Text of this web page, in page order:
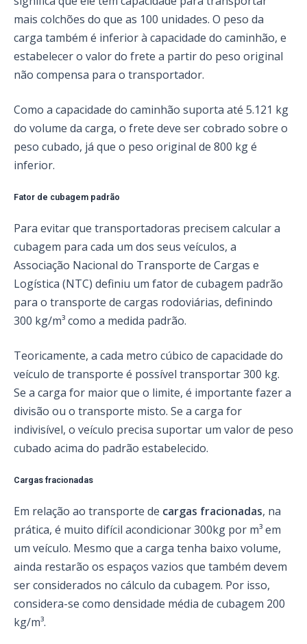
mais colchões do que as 100 unidades. O peso da
carga também é inferior à capacidade do caminhão, e
estabelecer o valor do frete a partir do peso original
não compensa para o transportador.
Como a capacidade do caminhão suporta até 5.121 kg
do volume da carga, o frete deve ser cobrado sobre o
peso cubado, já que o peso original de 800 kg é
inferior.
Fator de cubagem padrão
Para evitar que transportadoras precisem calcular a
cubagem para cada um dos seus veículos, a
Associação Nacional do Transporte de Cargas e
Logística (NTC) definiu um fator de cubagem padrão
para o transporte de cargas rodoviárias, definindo
300 kg/m³ como a medida padrão.
Teoricamente, a cada metro cúbico de capacidade do
veículo de transporte é possível transportar 300 kg.
Se a carga for maior que o limite, é importante fazer a
divisão ou o transporte misto. Se a carga for
indivisível, o veículo precisa suportar um valor de peso
cubado acima do padrão estabelecido.
Cargas fracionadas
Em relação ao transporte de cargas fracionadas, na
prática, é muito difícil acondicionar 300kg por m³ em
um veículo. Mesmo que a carga tenha baixo volume,
ainda restarão os espaços vazios que também devem
ser considerados no cálculo da cubagem. Por isso,
considera-se como densidade média de cubagem 200
kg/m³.